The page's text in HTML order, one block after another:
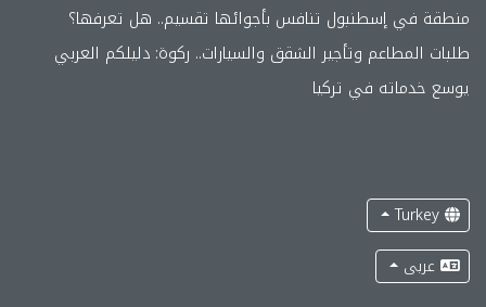
منطقة في إسطنبول تنافس بأجوائها تقسيم.. هل تعرفها؟
طلبات المطاعم وتأجير الشقق والسيارات.. ركوة: دليلكم العربي
يوسع خدماته في تركيا
Turkey
عربى